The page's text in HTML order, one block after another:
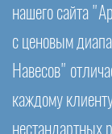
нашего сайта
с ценовым
Навесов"
каждому
нестандартных